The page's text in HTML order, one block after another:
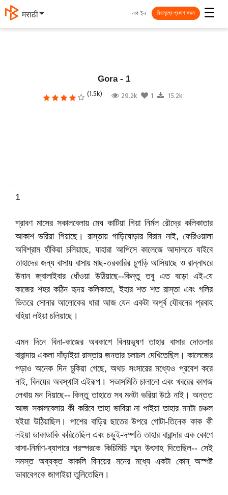
தமிழ் ☰
লগ ইন বিনামূল্যে প্রকাশ করুন
Gora - 1
(1.5k) 29.2k 1 15.2k
1
শ্রাবণ মাসের সকালবেলায় মেঘ কাটিয়া গিয়া নির্মল রৌদ্রে কলিকাতার
আকাশ ভরিয়া গিয়াছে। রাস্তায় গাড়িঘোড়ার বিরাম নাই, ফেরিওয়ালা
অবিশ্রাম হাঁকিয়া চলিয়াছে, যাহারা আপিসে কালেজে আদালতে যাইবে
তাহাদের জন্য বাসায় বাসায় মাছ-তরকারির চুপড়ি আসিয়াছে ও রান্নাঘরে
উনান জ্বালাইবার ধোঁওয়া উঠিয়াছে--কিন্তু তবু এত বড়ো এই-যে
কাজের শহর কঠিন হৃদয় কলিকাতা, ইহার শত শত রাস্তা এবং গলির
ভিতরে সোনার আলোকের ধারা আজ যেন একটা অপূর্ব যৌবনের প্রবাহ
বহিয়া লইয়া চলিয়াছে।
এমন দিনে বিনা-কাজের অবকাশে বিনয়ভূষণ তাহার বাসার দোতলার
বারান্দায় একলা দাঁড়াইয়া রাস্তায় জনতার চলাচল দেখিতেছিল। কালেজের
পড়াও অনেক দিন চুকিয়া গেছে, অথচ সংসারের মধ্যেও প্রবেশ করে
নাই, বিনয়ের অবস্থাটা এইরূপ। সভাসমিতি চালানো এবং খবরের কাগজ
লেখায় মন দিয়াছে-- কিন্তু তাহাতে সব মনটা ভরিয়া উঠে নাই। অন্তত
আজ সকালবেলায় কী করিবে তাহা ভাবিয়া না পাইয়া তাহার মনটা চঞ্চল
হইয়া উঠিয়াছিল। পাশের বাড়ির ছাতের উপরে গোটা-তিনেক কাক কী
লইয়া ডাকাডাকি করিতেছিল এবং চড়ুই-দম্পতি তাহার বারান্দার এক কোণে
বাসা-নির্মাণ-ব্যাপারে পরস্পরকে কিচিমিচি শব্দে উৎসাহ দিতেছিল-- সেই
সমস্ত অব্যক্ত কাকলি বিনয়ের মনের মধ্যে একটা কোন্‌ অস্পষ্ট
ভাবাবেগকে জাগাইয়া তুলিতেছিল।